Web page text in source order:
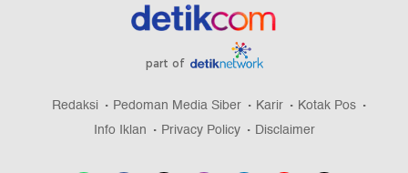
part of
Redaksi Pedoman Media Siber Karir
Kotak Pos
Info Iklan
Privacy Policy Disclaimer